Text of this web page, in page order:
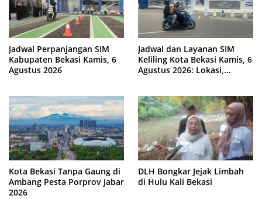
Jadwal Perpanjangan SIM
Kabupaten Bekasi Kamis, 6
Agustus 2026
Jadwal dan Layanan SIM
Keliling Kota Bekasi Kamis, 6
Agustus 2026: Lokasi,
Kota Bekasi Tanpa Gaung di
Ambang Pesta Porprov Jabar
2026
DLH Bongkar Jejak Limbah
di Hulu Kali Bekasi